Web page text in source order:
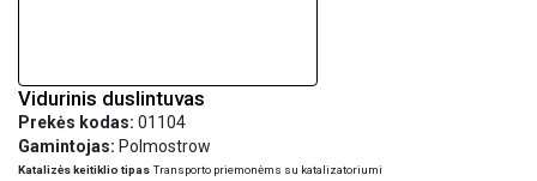
Vidurinis duslintuvas
Prekės kodas: 01104
Gamintojas: Polmostrow
Katalizės keitiklio tipas Transporto priemonėms su katalizatoriumi